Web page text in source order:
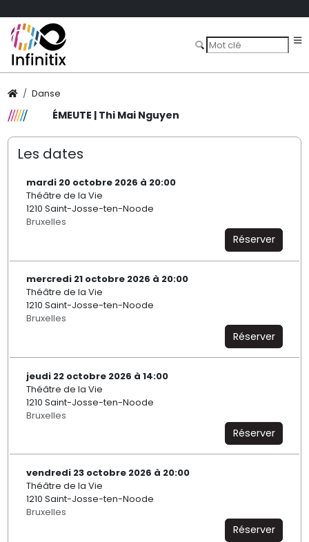
Danse
ÉMEUTE | Thi Mai Nguyen
Les dates
mardi 20 octobre 2026 à 20:00
Théâtre de la Vie
1210 Saint-Josse-ten-Noode
Bruxelles
Réserver
mercredi 21 octobre 2026 à 20:00
Théâtre de la Vie
1210 Saint-Josse-ten-Noode
Bruxelles
Réserver
jeudi 22 octobre 2026 à 14:00
Théâtre de la Vie
1210 Saint-Josse-ten-Noode
Bruxelles
Réserver
vendredi 23 octobre 2026 à 20:00
Théâtre de la Vie
1210 Saint-Josse-ten-Noode
Bruxelles
Réserver